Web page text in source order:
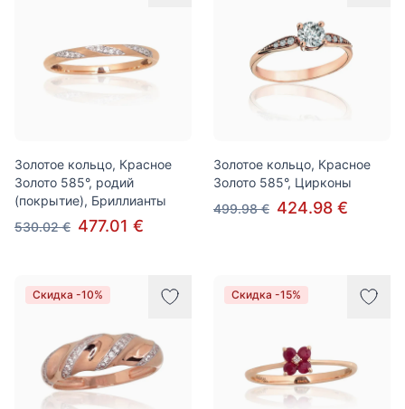
Золотое кольцо, Красное
Золото 585°, родий
(покрытие), Бриллианты
530.02 € 477.01 €
Золотое кольцо, Красное
Золото 585°, Цирконы
499.98 € 424.98 €
Скидка -10% Скидка -15%